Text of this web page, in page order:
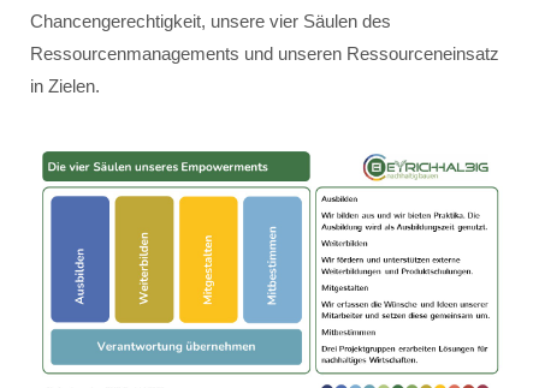
Chancengerechtigkeit, unsere vier Säulen des
Ressourcenmanagements und unseren Ressourceneinsatz
in Zielen.